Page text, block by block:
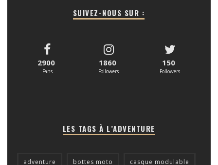
SUIVEZ-NOUS SUR :
2900
Fans
1860
Followers
150
Followers
LES TAGS À L’ADVENTURE
adventure bottes moto casque modulable